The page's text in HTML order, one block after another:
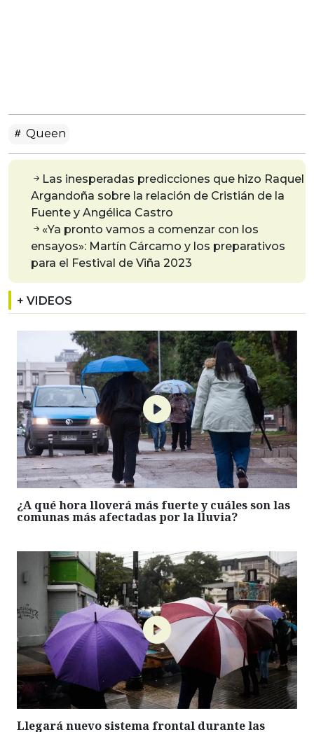
Queen
Las inesperadas predicciones que hizo Raquel
Argandoña sobre la relación de Cristián de la
Fuente y Angélica Castro
«Ya pronto vamos a comenzar con los
ensayos»: Martín Cárcamo y los preparativos
para el Festival de Viña 2023
+ VIDEOS
¿A qué hora lloverá más fuerte y cuáles son las
comunas más afectadas por la lluvia?
Llegará nuevo sistema frontal durante las